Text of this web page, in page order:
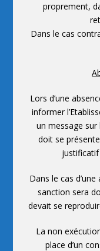
proprement,
Dans le cas
Lors d’une
informer
un message sur
doit se
Dans le cas
sanction sera
devait se
La non
place d’un